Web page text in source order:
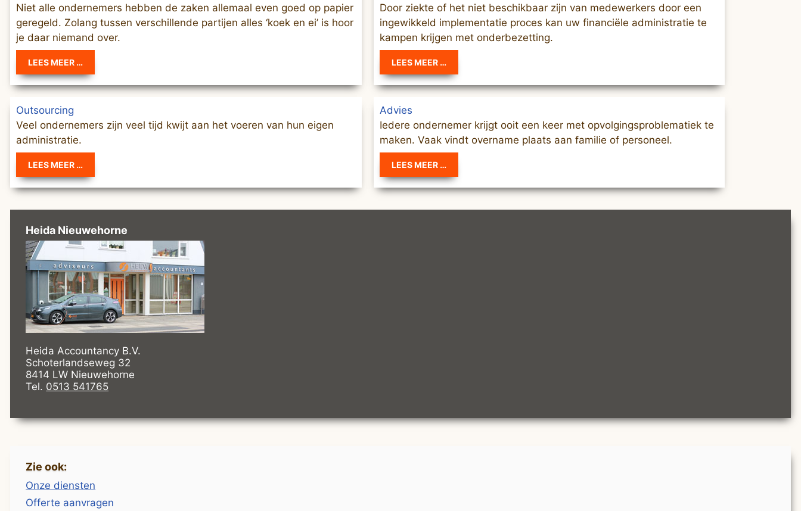
Niet alle ondernemers hebben de zaken allemaal even goed op papier
geregeld. Zolang tussen verschillende partijen alles ‘koek en ei’ is hoor
je daar niemand over.
LEES MEER …
Door ziekte of het niet beschikbaar zijn van medewerkers door een
ingewikkeld implementatie proces kan uw financiële administratie te
kampen krijgen met onderbezetting.
LEES MEER …
Outsourcing
Veel ondernemers zijn veel tijd kwijt aan het voeren van hun eigen
administratie.
LEES MEER …
Advies
Iedere ondernemer krijgt ooit een keer met opvolgingsproblematiek te
maken. Vaak vindt overname plaats aan familie of personeel.
LEES MEER …
Heida Nieuwehorne
Heida Accountancy B.V.
Schoterlandseweg 32
8414 LW Nieuwehorne
Tel. 0513 541765
Zie ook:
Onze diensten
Offerte aanvragen